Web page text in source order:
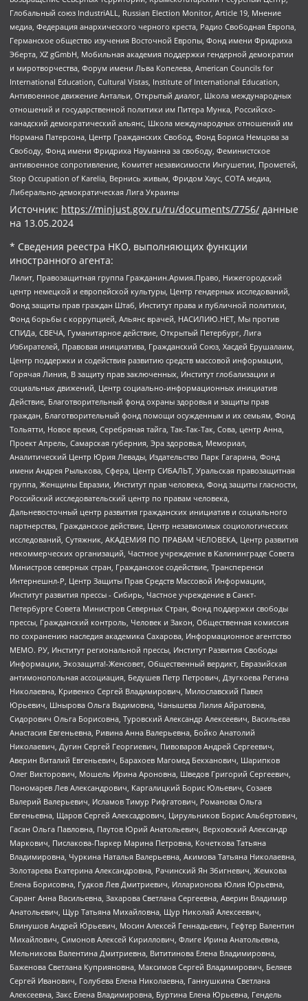
Глобальный союз IndustriALL, Russian Election Monitor, Article 19, Мнение
медиа, Федерация анархического черного креста, Радио Свободная Европа,
Германское общество изучения Восточной Европы, Фонд имени Фридриха
Эберта, XZ gGmbH, Мобильная академия поддержки гендерной демократии
и миротворчества, Форум имени Льва Копелева, American Councils for
International Education, Cultural Vistas, Institute of International Education,
Антивоенное движение Антальи, Открытый диалог, Школа международных
отношений и государственной политики им Питера Мунка, Российско-
канадский демократический альянс, Школа международных отношений им
Нормана Патерсона, Центр Гражданских Свобод, Фонд Бориса Немцова за
Свободу, Фонд имени Фридриха Науманна за свободу, Феминистское
антивоенное сопротивление, Комитет независимости Ингушетии, Прометей,
Stop Occupation of Karelia, Вернись живым, Фридом Хаус, СОТА медиа,
Либерально-демократическая Лига Украины
Источник: https://minjust.gov.ru/ru/documents/7756/ данные
на 13.05.2024
* Сведения реестра НКО, выполняющих функции
иностранного агента:
Лилит, Правозащитная группа Гражданин.Армия.Право, Нижегородский
центр немецкой и европейской культуры, Центр гендерных исследований,
Фонд защиты прав граждан Штаб, Институт права и публичной политики,
Фонд борьбы с коррупцией, Альянс врачей, НАСИЛИЮ.НЕТ, Мы против
СПИДа, СВЕЧА, Гуманитарное действие, Открытый Петербург, Лига
Избирателей, Правовая инициатива, Гражданский Союз, Хасдей Ерушалаим,
Центр поддержки и содействия развитию средств массовой информации,
Горячая Линия, В защиту прав заключенных, Институт глобализации и
социальных движений, Центр социально-информационных инициатив
Действие, Благотворительный фонд охраны здоровья и защиты прав
граждан, Благотворительный фонд помощи осужденным и их семьям, Фонд
Тольятти, Новое время, Серебряная тайга, Так-Так-Так, Сова, центр Анна,
Проект Апрель, Самарская губерния, Эра здоровья, Мемориал,
Аналитический Центр Юрия Левады, Издательство Парк Гагарина, Фонд
имени Андрея Рылькова, Сфера, Центр СИБАЛЬТ, Уральская правозащитная
группа, Женщины Евразии, Институт прав человека, Фонд защиты гласности,
Российский исследовательский центр по правам человека,
Дальневосточный центр развития гражданских инициатив и социального
партнерства, Гражданское действие, Центр независимых социологических
исследований, Сутяжник, АКАДЕМИЯ ПО ПРАВАМ ЧЕЛОВЕКА, Центр развития
некоммерческих организаций, Частное учреждение в Калининграде Совета
Министров северных стран, Гражданское содействие, Трансперенси
Интернешнл-Р, Центр Защиты Прав Средств Массовой Информации,
Институт развития прессы - Сибирь, Частное учреждение в Санкт-
Петербурге Совета Министров Северных Стран, Фонд поддержки свободы
прессы, Гражданский контроль, Человек и Закон, Общественная комиссия
по сохранению наследия академика Сахарова, Информационное агентство
МЕМО. РУ, Институт региональной прессы, Институт Развития Свободы
Информации, Экозащита!-Женсовет, Общественный вердикт, Евразийская
антимонопольная ассоциация, Бедушев Петр Петрович, Дзугкоева Регина
Николаевна, Кривенко Сергей Владимирович, Милославский Павел
Юрьевич, Шнырова Ольга Вадимовна, Чанышева Лилия Айратовна,
Сидорович Ольга Борисовна, Туровский Александр Алексеевич, Васильева
Анастасия Евгеньевна, Ривина Анна Валерьевна, Бойко Анатолий
Николаевич, Дугин Сергей Георгиевич, Пивоваров Андрей Сергеевич,
Аверин Виталий Евгеньевич, Барахоев Магомед Бекханович, Шарипков
Олег Викторович, Мошель Ирина Ароновна, Шведов Григорий Сергеевич,
Пономарев Лев Александрович, Каргалицкий Борис Юльевич, Созаев
Валерий Валерьевич, Исламов Тимур Рифгатович, Романова Ольга
Евгеньевна, Щаров Сергей Алексадрович, Цирульников Борис Альбертович,
Гасан Ольга Павловна, Паутов Юрий Анатольевич, Верховский Александр
Маркович, Пислакова-Паркер Марина Петровна, Кочеткова Татьяна
Владимировна, Чуркина Наталья Валерьевна, Акимова Татьяна Николаевна,
Золотарева Екатерина Александровна, Рачинский Ян Збигневич, Жемкова
Елена Борисовна, Гудков Лев Дмитриевич, Илларионова Юлия Юрьевна,
Саранг Анна Васильевна, Захарова Светлана Сергеевна, Аверин Владимир
Анатольевич, Щур Татьяна Михайловна, Щур Николай Алексеевич,
Блинушов Андрей Юрьевич, Мосин Алексей Геннадьевич, Гефтер Валентин
Михайлович, Симонов Алексей Кириллович, Флиге Ирина Анатольевна,
Мельникова Валентина Дмитриевна, Вититинова Елена Владимировна,
Баженова Светлана Куприяновна, Максимов Сергей Владимирович, Беляев
Сергей Иванович, Голубева Елена Николаевна, Ганнушкина Светлана
Алексеевна, Закс Елена Владимировна, Буртина Елена Юрьевна, Гендель